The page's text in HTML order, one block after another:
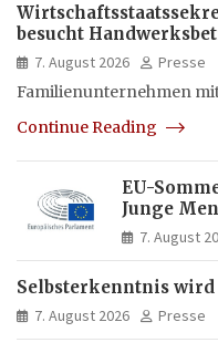
besucht
Freiburg
7. August 2026
Presse
Familienunternehmen
Continue Reading
EU-
Junge
Europas
7. August
Selbsterkenntnis
7. August 2026 Presse